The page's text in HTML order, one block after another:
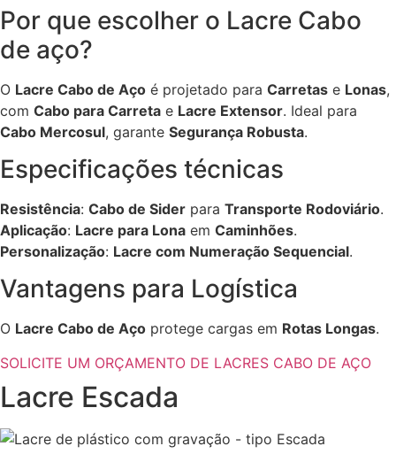
Por que escolher o Lacre Cabo
de aço?
O Lacre Cabo de Aço é projetado para Carretas e Lonas,
com Cabo para Carreta e Lacre Extensor. Ideal para
Cabo Mercosul, garante Segurança Robusta.
Especificações técnicas
Resistência: Cabo de Sider para Transporte Rodoviário.
Aplicação: Lacre para Lona em Caminhões.
Personalização: Lacre com Numeração Sequencial.
Vantagens para Logística
O Lacre Cabo de Aço protege cargas em Rotas Longas.
SOLICITE UM ORÇAMENTO DE LACRES CABO DE AÇO
Lacre Escada